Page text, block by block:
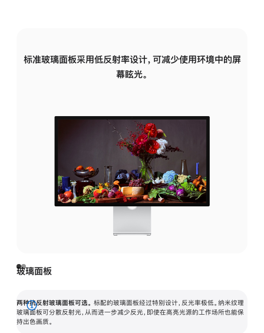
标准玻璃面板采用低反射率设计，可减少使用环境中的屏
幕眩光。
玻璃面板
两种抗反射玻璃面板可选。 标配的玻璃面板经过特别设计，反光率极低。纳米纹理
玻璃面板可分散反射光，从而进一步减少反光，即使在高亮光源的工作场所也能保
持出色画质。
展
开